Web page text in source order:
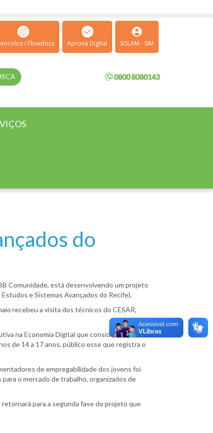
/ Flowdocs Aprova Digital SISLAM - SIM
do
Comunidade, está desenvolvendo um projeto
e Sistemas Avançados do Recife).
recebeu a visita dos técnicos do CESAR,
na Economia Digital que considere a
de 14 a 17 anos, público esse que registra o
de empregabilidade dos jovens foi
o mercado de trabalho, organizados de
para a segunda fase do projeto que